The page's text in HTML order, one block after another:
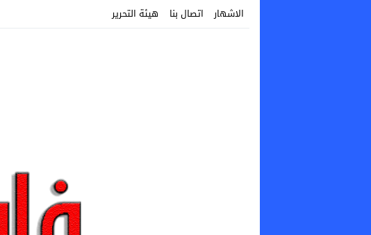
الاشهار اتصال بنا هيئة التحرير